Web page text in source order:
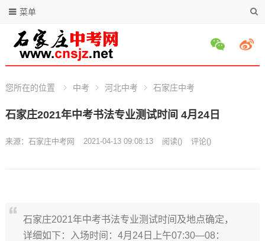
菜单
您所在的位置 中考 河北中考 石家庄中考
石家庄2021年中考书法专业测试时间 4月24日
来源： 石家庄中考网 2021-04-13 09:08:13 阅读() 评论()
石家庄2021年中考书法专业测试时间及地点确定，
详细如下：入场时间：4月24日上午07:30—08：